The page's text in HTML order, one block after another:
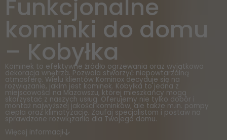
Funkcjonalne
kominki do domu
– Kobyłka
Kominek to efektywne źródło ogrzewania oraz wyjątkowa
dekoracja wnętrza. Pozwala stworzyć niepowtarzalną
atmosferę. Wielu klientów Kominox decyduje się na
rozwiązanie, jakim jest kominek. Kobyłka to jedna z
miejscowości na Mazowszu, której mieszkańcy mogą
skorzystać z naszych usług. Oferujemy nie tylko dobór i
montaż najwyższej jakości kominków, ale także m.in. pompy
ciepła oraz klimatyzację. Zaufaj specjalistom i postaw na
sprawdzone rozwiązania dla Twojego domu.
Więcej informacji